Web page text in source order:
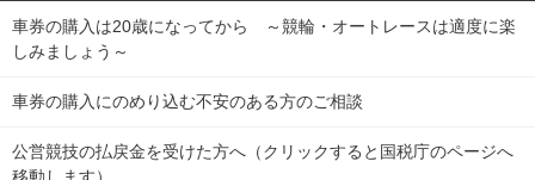
Dokanto!
チャリロトプラザ
キャリーオーバー一覧
関
東
弥彦競輪場 前橋競輪場 取手競輪場 宇都宮競輪場
関
競輪選手情報
Perfecta Navi
netkeirin
車券の購入は20歳になってから ～競輪・オートレースは適度に楽
しみましょう～
車券の購入にのめり込む不安のある方のご相談
公営競技の払戻金を受けた方へ（クリックすると国税庁のページへ
移動します）